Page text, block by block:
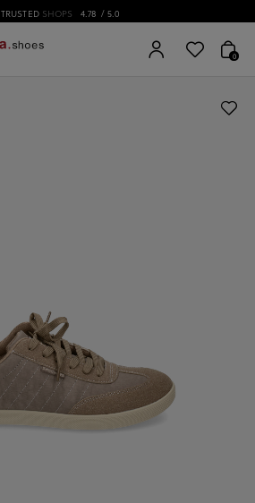
TRUSTEDSHOPS 4.78 / 5.0
0